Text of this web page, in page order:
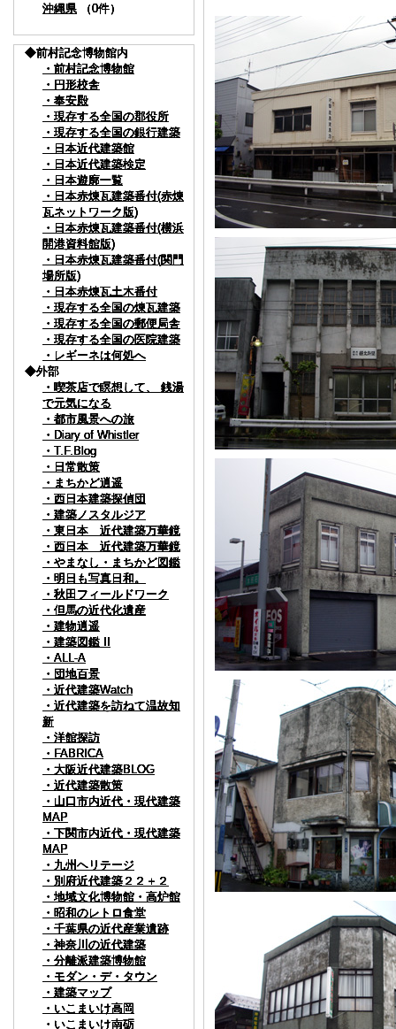
沖縄県 （0件）
◆前村記念博物館内
・前村記念博物館
・円形校舎
・奉安殿
・現存する全国の郡役所
・現存する全国の銀行建築
・日本近代建築館
・日本近代建築検定
・日本遊廓一覧
・日本赤煉瓦建築番付(赤煉
瓦ネットワーク版)
・日本赤煉瓦建築番付(横浜
開港資料館版)
・日本赤煉瓦建築番付(関門
場所版)
・日本赤煉瓦土木番付
・現存する全国の煉瓦建築
・現存する全国の郵便局舎
・現存する全国の医院建築
・レギーネは何処へ
◆外部
・喫茶店で瞑想して、 銭湯
で元気になる
・都市風景への旅
・Diary of Whistler
・T.F.Blog
・日常散策
・まちかど逍遥
・西日本建築探偵団
・建築ノスタルジア
・東日本 近代建築万華鏡
・西日本 近代建築万華鏡
・やまなし・まちかど図鑑
・明日も写真日和。
・秋田フィールドワーク
・但馬の近代化遺産
・建物逍遥
・建築図鑑 II
・ALL-A
・団地百景
・近代建築Watch
・近代建築を訪ねて温故知
新
・洋館探訪
・FABRICA
・大阪近代建築BLOG
・近代建築散策
・山口市内近代・現代建築
MAP
・下関市内近代・現代建築
MAP
・九州ヘリテージ
・別府近代建築２２＋２
・地域文化博物館・高炉館
・昭和のレトロ食堂
・千葉県の近代産業遺跡
・神奈川の近代建築
・分離派建築博物館
・モダン・デ・タウン
・建築マップ
・いこまいけ高岡
・いこまいけ南砺
沖縄県 （0件）
◆前村記念博物館内
・前村記念博物館
・円形校舎
・奉安殿
・現存する全国の郡役所
・現存する全国の銀行建築
・日本近代建築館
・日本近代建築検定
・日本遊廓一覧
・日本赤煉瓦建築番付(赤煉
瓦ネットワーク版)
・日本赤煉瓦建築番付(横浜
開港資料館版)
・日本赤煉瓦建築番付(関門
場所版)
・日本赤煉瓦土木番付
・現存する全国の煉瓦建築
・現存する全国の郵便局舎
・現存する全国の医院建築
・レギーネは何処へ
◆外部
・喫茶店で瞑想して、 銭湯
で元気になる
・都市風景への旅
・Diary of Whistler
・T.F.Blog
・日常散策
・まちかど逍遥
・西日本建築探偵団
・建築ノスタルジア
・東日本 近代建築万華鏡
・西日本 近代建築万華鏡
・やまなし・まちかど図鑑
・明日も写真日和。
・秋田フィールドワーク
・但馬の近代化遺産
・建物逍遥
・建築図鑑 II
・ALL-A
・団地百景
・近代建築Watch
・近代建築を訪ねて温故知
新
・洋館探訪
・FABRICA
・大阪近代建築BLOG
・近代建築散策
・山口市内近代・現代建築
MAP
・下関市内近代・現代建築
MAP
・九州ヘリテージ
・別府近代建築２２＋２
・地域文化博物館・高炉館
・昭和のレトロ食堂
・千葉県の近代産業遺跡
・神奈川の近代建築
・分離派建築博物館
・モダン・デ・タウン
・建築マップ
・いこまいけ高岡
・いこまいけ南砺
沖縄県 （0件）
◆前村記念博物館内
・前村記念博物館
・円形校舎
・奉安殿
・現存する全国の郡役所
・現存する全国の銀行建築
・日本近代建築館
・日本近代建築検定
・日本遊廓一覧
・日本赤煉瓦建築番付(赤煉
瓦ネットワーク版)
・日本赤煉瓦建築番付(横浜
開港資料館版)
・日本赤煉瓦建築番付(関門
場所版)
・日本赤煉瓦土木番付
・現存する全国の煉瓦建築
・現存する全国の郵便局舎
・現存する全国の医院建築
・レギーネは何処へ
◆外部
・喫茶店で瞑想して、 銭湯
で元気になる
・都市風景への旅
・Diary of Whistler
・T.F.Blog
・日常散策
・まちかど逍遥
・西日本建築探偵団
・建築ノスタルジア
・東日本 近代建築万華鏡
・西日本 近代建築万華鏡
・やまなし・まちかど図鑑
・明日も写真日和。
・秋田フィールドワーク
・但馬の近代化遺産
・建物逍遥
・建築図鑑 II
・ALL-A
・団地百景
・近代建築Watch
・近代建築を訪ねて温故知
新
・洋館探訪
・FABRICA
・大阪近代建築BLOG
・近代建築散策
・山口市内近代・現代建築
MAP
・下関市内近代・現代建築
MAP
・九州ヘリテージ
・別府近代建築２２＋２
・地域文化博物館・高炉館
・昭和のレトロ食堂
・千葉県の近代産業遺跡
・神奈川の近代建築
・分離派建築博物館
・モダン・デ・タウン
・建築マップ
・いこまいけ高岡
・いこまいけ南砺
沖縄県 （0件）
◆前村記念博物館内
・前村記念博物館
・円形校舎
・奉安殿
・現存する全国の郡役所
・現存する全国の銀行建築
・日本近代建築館
・日本近代建築検定
・日本遊廓一覧
・日本赤煉瓦建築番付(赤煉
瓦ネットワーク版)
・日本赤煉瓦建築番付(横浜
開港資料館版)
・日本赤煉瓦建築番付(関門
場所版)
・日本赤煉瓦土木番付
・現存する全国の煉瓦建築
・現存する全国の郵便局舎
・現存する全国の医院建築
・レギーネは何処へ
◆外部
・喫茶店で瞑想して、 銭湯
で元気になる
・都市風景への旅
・Diary of Whistler
・T.F.Blog
・日常散策
・まちかど逍遥
・西日本建築探偵団
・建築ノスタルジア
・東日本 近代建築万華鏡
・西日本 近代建築万華鏡
・やまなし・まちかど図鑑
・明日も写真日和。
・秋田フィールドワーク
・但馬の近代化遺産
・建物逍遥
・建築図鑑 II
・ALL-A
・団地百景
・近代建築Watch
・近代建築を訪ねて温故知
新
・洋館探訪
・FABRICA
・大阪近代建築BLOG
・近代建築散策
・山口市内近代・現代建築
MAP
・下関市内近代・現代建築
MAP
・九州ヘリテージ
・別府近代建築２２＋２
・地域文化博物館・高炉館
・昭和のレトロ食堂
・千葉県の近代産業遺跡
・神奈川の近代建築
・分離派建築博物館
・モダン・デ・タウン
・建築マップ
・いこまいけ高岡
・いこまいけ南砺
沖縄県 （0件）
◆前村記念博物館内
・前村記念博物館
・円形校舎
・奉安殿
・現存する全国の郡役所
・現存する全国の銀行建築
・日本近代建築館
・日本近代建築検定
・日本遊廓一覧
・日本赤煉瓦建築番付(赤煉
瓦ネットワーク版)
・日本赤煉瓦建築番付(横浜
開港資料館版)
・日本赤煉瓦建築番付(関門
場所版)
・日本赤煉瓦土木番付
・現存する全国の煉瓦建築
・現存する全国の郵便局舎
・現存する全国の医院建築
・レギーネは何処へ
◆外部
・喫茶店で瞑想して、 銭湯
で元気になる
・都市風景への旅
・Diary of Whistler
・T.F.Blog
・日常散策
・まちかど逍遥
・西日本建築探偵団
・建築ノスタルジア
・東日本 近代建築万華鏡
・西日本 近代建築万華鏡
・やまなし・まちかど図鑑
・明日も写真日和。
・秋田フィールドワーク
・但馬の近代化遺産
・建物逍遥
・建築図鑑 II
・ALL-A
・団地百景
・近代建築Watch
・近代建築を訪ねて温故知
新
・洋館探訪
・FABRICA
・大阪近代建築BLOG
・近代建築散策
・山口市内近代・現代建築
MAP
・下関市内近代・現代建築
MAP
・九州ヘリテージ
・別府近代建築２２＋２
・地域文化博物館・高炉館
・昭和のレトロ食堂
・千葉県の近代産業遺跡
・神奈川の近代建築
・分離派建築博物館
・モダン・デ・タウン
・建築マップ
・いこまいけ高岡
・いこまいけ南砺
沖縄県 （0件）
◆前村記念博物館内
・前村記念博物館
・円形校舎
・奉安殿
・現存する全国の郡役所
・現存する全国の銀行建築
・日本近代建築館
・日本近代建築検定
・日本遊廓一覧
・日本赤煉瓦建築番付(赤煉
瓦ネットワーク版)
・日本赤煉瓦建築番付(横浜
開港資料館版)
・日本赤煉瓦建築番付(関門
場所版)
・日本赤煉瓦土木番付
・現存する全国の煉瓦建築
・現存する全国の郵便局舎
・現存する全国の医院建築
・レギーネは何処へ
◆外部
・喫茶店で瞑想して、 銭湯
で元気になる
・都市風景への旅
・Diary of Whistler
・T.F.Blog
・日常散策
・まちかど逍遥
・西日本建築探偵団
・建築ノスタルジア
・東日本 近代建築万華鏡
・西日本 近代建築万華鏡
・やまなし・まちかど図鑑
・明日も写真日和。
・秋田フィールドワーク
・但馬の近代化遺産
・建物逍遥
・建築図鑑 II
・ALL-A
・団地百景
・近代建築Watch
・近代建築を訪ねて温故知
新
・洋館探訪
・FABRICA
・大阪近代建築BLOG
・近代建築散策
・山口市内近代・現代建築
MAP
・下関市内近代・現代建築
MAP
・九州ヘリテージ
・別府近代建築２２＋２
・地域文化博物館・高炉館
・昭和のレトロ食堂
・千葉県の近代産業遺跡
・神奈川の近代建築
・分離派建築博物館
・モダン・デ・タウン
・建築マップ
・いこまいけ高岡
・いこまいけ南砺